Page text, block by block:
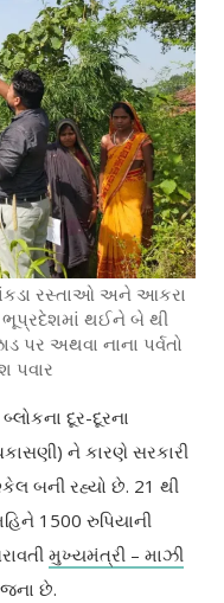
રસ્તાઓ અને આકરા
ભૂપ્રદેશમાં થઈને બે થી
પર અથવા નાના પર્વતો
પવાર
દૂર-દૂરના
ને કારણે સરકારી
બની રહ્યો છે. 21 થી
1500 રુપિયાની
મુખ્યમંત્રી – માઝી
છે.